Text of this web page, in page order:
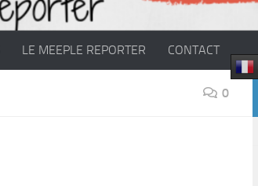
LE MEEPLE REPORTER CONTACT
0